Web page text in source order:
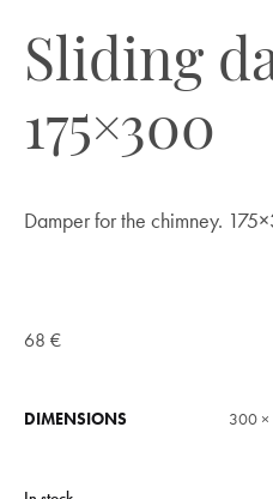
Sliding
175×300
Damper for the chimney.
68 €
DIMENSIONS 300 ×